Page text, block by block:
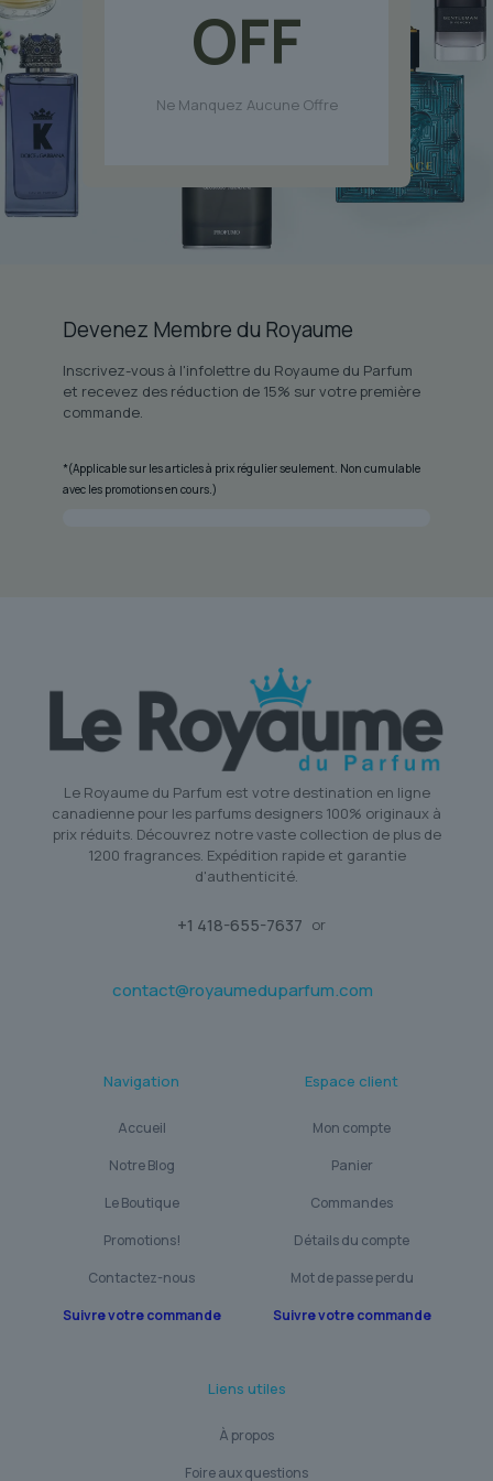
OFF
Ne Manquez Aucune Offre
Devenez Membre du Royaume
Inscrivez-vous à l'infolettre du Royaume du Parfum
et recevez des réduction de 15% sur votre première
commande.
*(Applicable sur les articles à prix régulier seulement. Non cumulable
avec les promotions en cours.)
Le Royaume du Parfum est votre destination en ligne
canadienne pour les parfums designers 100% originaux à
prix réduits. Découvrez notre vaste collection de plus de
1200 fragrances. Expédition rapide et garantie
d'authenticité.
+1 418-655-7637 or
contact@royaumeduparfum.com
Navigation
Accueil
Notre Blog
Le Boutique
Promotions!
Contactez-nous
Suivre votre commande
Espace client
Mon compte
Panier
Commandes
Détails du compte
Mot de passe perdu
Suivre votre commande
Liens utiles
À propos
Foire aux questions